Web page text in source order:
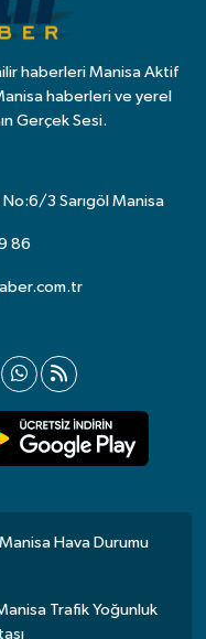
haberleri Manisa Aktif
haberleri ve yerel
Gerçek Sesi.
3 Sarıgöl Manisa
86
Manisa Hava Durumu
Trafik Yoğunluk